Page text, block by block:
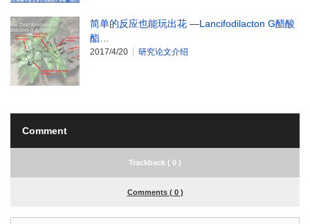
简单的反应也能玩出花 —Lancifodilacton G醋酸
酯…
2017/4/20 研究论文介绍
Comment
Trackback ( 0 )
Comments ( 0 )